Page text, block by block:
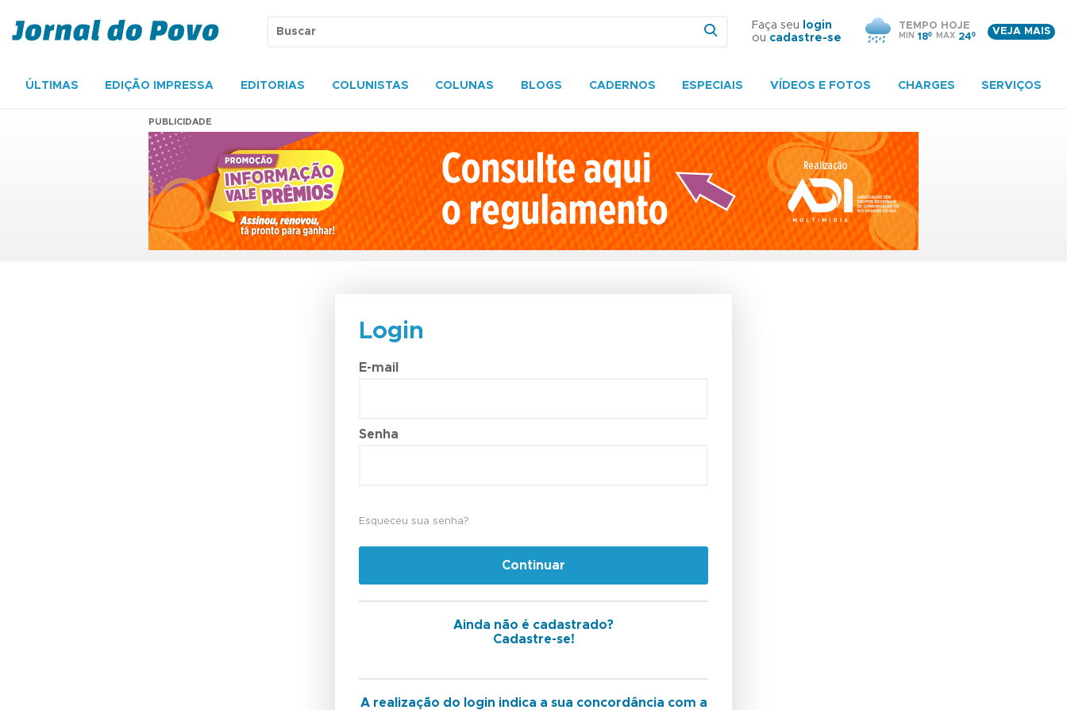
Faça seu
login
ou cadastre-se
TEMPO HOJE
MIN 18º MAX 24º
VEJA MAIS
ÚLTIMAS EDIÇÃO IMPRESSA EDITORIAS COLUNISTAS COLUNAS BLOGS CADERNOS ESPECIAIS VÍDEOS E FOTOS CHARGES SERVIÇOS
PUBLICIDADE
Login
E-mail
Senha
Esqueceu sua senha?
Continuar
Ainda não é cadastrado?
Cadastre-se!
A realização do login indica a sua concordância com a